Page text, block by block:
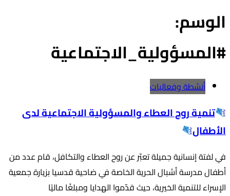
الوسم:
#المسؤولية_الاجتماعية
أنشطة وفعاليات
تنمية روح العطاء والمسؤولية الاجتماعية لدى
الأطفال
في لفتة إنسانية جميلة تعبّر عن روح العطاء والتكافل، قام عدد من
أطفال مدرسة أشبال الحرية الخاصة في ضاحية قدسيا بزيارة جمعية
الإسراء للتنمية الخيرية، حيث قدّموا الهدايا ومبلغًا ماليًا